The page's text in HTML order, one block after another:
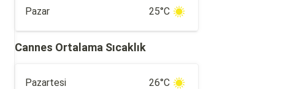
Pazar 25°C
Cannes Ortalama Sıcaklık
Pazartesi 26°C